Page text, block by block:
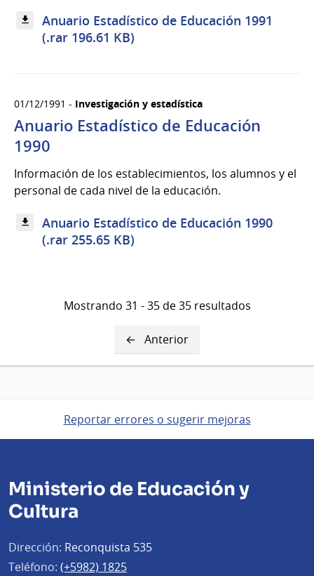
Anuario Estadístico de Educación 1991
(.rar 196.61 KB)
01/12/1991 - Investigación y estadística
Anuario Estadístico de Educación
1990
Información de los establecimientos, los alumnos y el
personal de cada nivel de la educación.
Anuario Estadístico de Educación 1990
(.rar 255.65 KB)
Mostrando 31 - 35 de 35 resultados
Página
anterior
Anterior
Reportar errores o sugerir mejoras
Ministerio de Educación y
Cultura
Dirección: Reconquista 535
Teléfono: (+5982) 1825